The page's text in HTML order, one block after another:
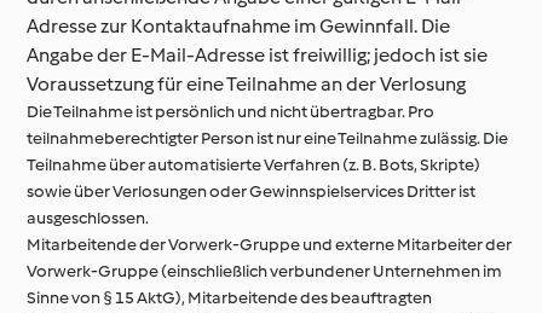
Adresse zur Kontaktaufnahme im Gewinnfall. Die
Angabe der E-Mail-Adresse ist freiwillig; jedoch ist sie
Voraussetzung für eine Teilnahme an der Verlosung
Die Teilnahme ist persönlich und nicht übertragbar. Pro
teilnahmeberechtigter Person ist nur eine Teilnahme zulässig. Die
Teilnahme über automatisierte Verfahren (z. B. Bots, Skripte)
sowie über Verlosungen oder Gewinnspielservices Dritter ist
ausgeschlossen.
Mitarbeitende der Vorwerk-Gruppe und externe Mitarbeiter der
Vorwerk-Gruppe (einschließlich verbundener Unternehmen im
Sinne von § 15 AktG), Mitarbeitende des beauftragten